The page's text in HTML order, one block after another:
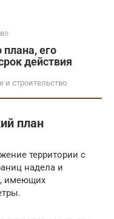
его
действия
и строительство
план
территории с
надела и
имеющих